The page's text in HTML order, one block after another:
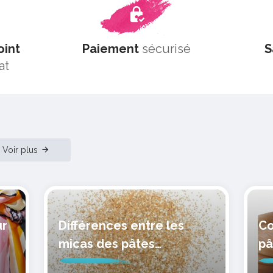
Paiementsécurisé
Voir plus
Différences entre les
micas des pâtes
polymères cernit